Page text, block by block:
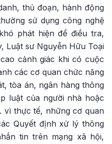
thủ đoạn, hành động
sử dụng công nghệ
phát hiện để điều tra,
Luật sư Nguyễn Hữu Toại
cảnh giác khi có cuộc
các cơ quan chức năng
tòa án, ngân hàng thông
luật của người nhà hoặc
vì thực tế, những cơ quan
Quyết định xử lý thông
tin trên mạng xã hội,